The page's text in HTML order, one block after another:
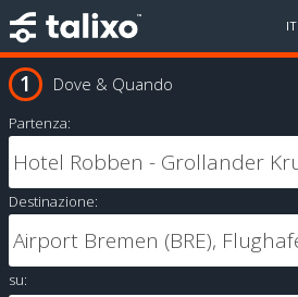
IT
Dove & Quando
Partenza:
Destinazione:
su: